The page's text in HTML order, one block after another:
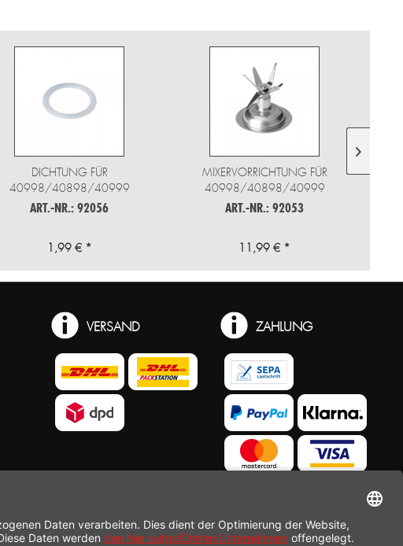
DICHTUNG FÜR
40998/40898/40999
ART.-NR.: 92056
1,99 € *
MIXERVORRICHTUNG FÜR
40998/40898/40999
ART.-NR.: 92053
11,99 € *
VERSAND ZAHLUNG